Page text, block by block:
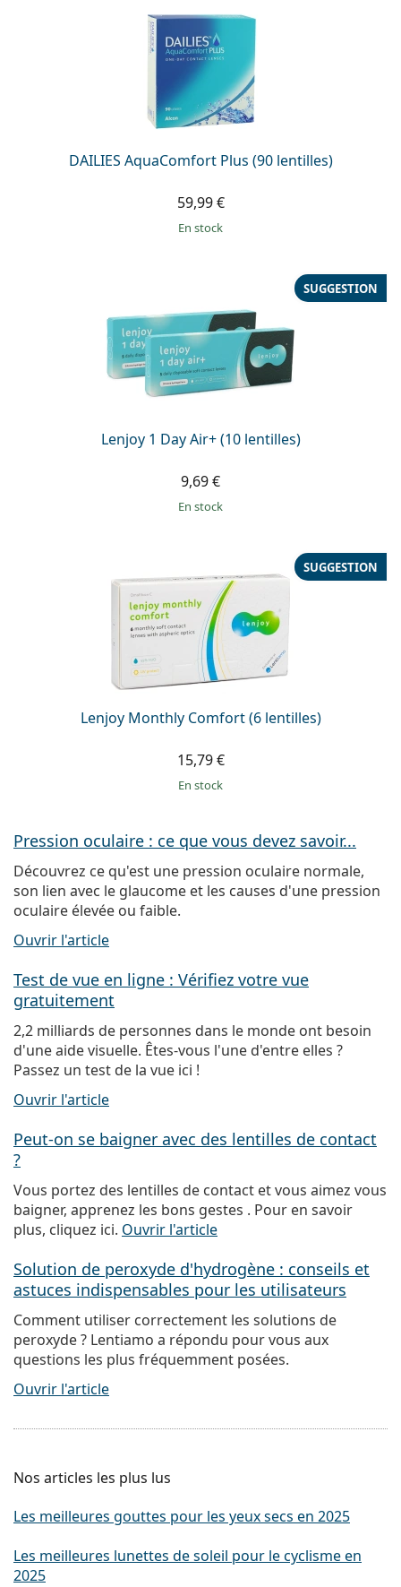
DAILIES AquaComfort Plus (90 lentilles)
59,99 €
en stock
Lenjoy 1 Day Air+ (10 lentilles)
SUGGESTION
9,69 €
en stock
Lenjoy Monthly Comfort (6 lentilles)
SUGGESTION
15,79 €
en stock
Pression oculaire : ce que vous devez savoir...
Découvrez ce qu'est une pression oculaire normale,
son lien avec le glaucome et les causes d'une pression
oculaire élevée ou faible.
Ouvrir l'article
Test de vue en ligne : Vérifiez votre vue
gratuitement
2,2 milliards de personnes dans le monde ont besoin
d'une aide visuelle. Êtes-vous l'une d'entre elles ?
Passez un test de la vue ici !
Ouvrir l'article
Peut-on se baigner avec des lentilles de contact
?
Vous portez des lentilles de contact et vous aimez vous
baigner, apprenez les bons gestes . Pour en savoir
plus, cliquez ici. Ouvrir l'article
Solution de peroxyde d'hydrogène : conseils et
astuces indispensables pour les utilisateurs
Comment utiliser correctement les solutions de
peroxyde ? Lentiamo a répondu pour vous aux
questions les plus fréquemment posées.
Ouvrir l'article
Nos articles les plus lus
Les meilleures gouttes pour les yeux secs en 2025
Les meilleures lunettes de soleil pour le cyclisme en
2025